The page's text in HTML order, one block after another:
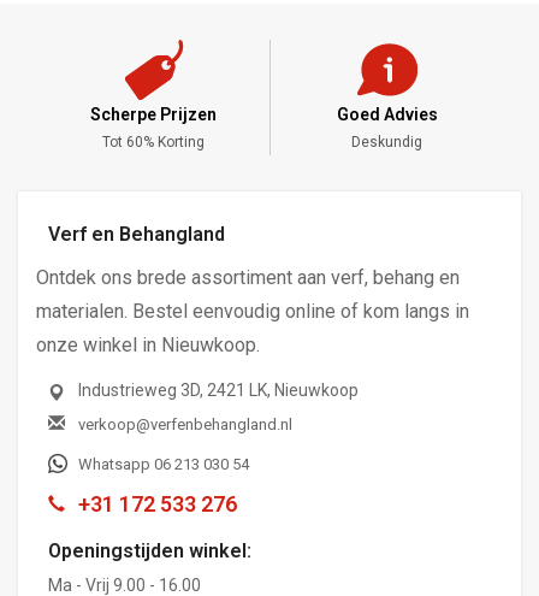
Scherpe Prijzen
Tot 60% Korting
Goed Advies
Deskundig
Verf en Behangland
Ontdek ons brede assortiment aan verf, behang en
materialen. Bestel eenvoudig online of kom langs in
onze winkel in Nieuwkoop.
Industrieweg 3D, 2421 LK, Nieuwkoop
verkoop@verfenbehangland.nl
Whatsapp 06 213 030 54
+31 172 533 276
Openingstijden winkel:
Ma - Vrij 9.00 - 16.00